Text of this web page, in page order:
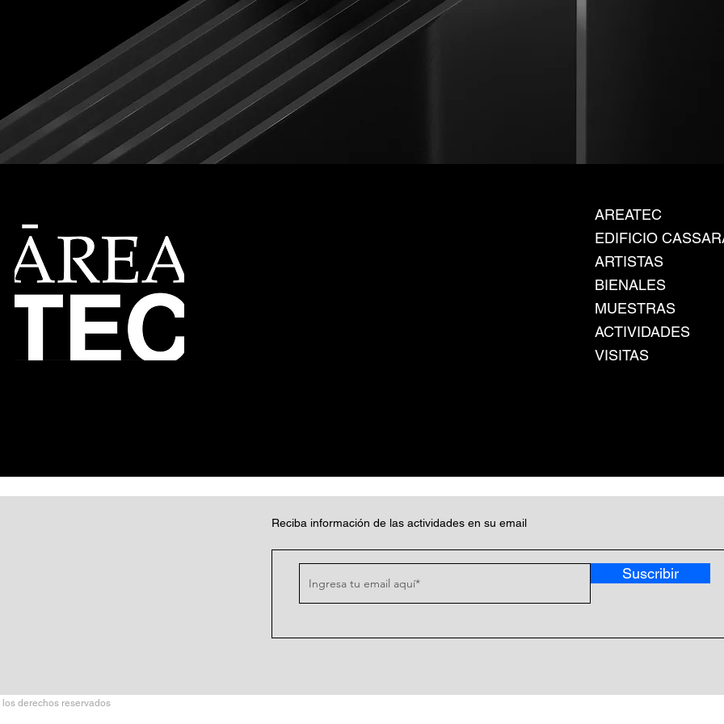
AREATEC
EDIFICIO
ARTISTAS
BIENALES
MUESTRAS
ACTIVIDADES
VISITAS
Reciba información de las actividades en su email
Suscribir
derechos reservados